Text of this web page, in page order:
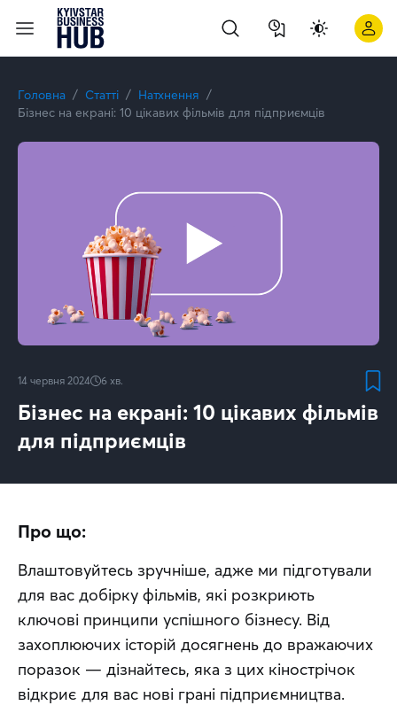
Головна Статті
Натхнення
Бізнес на екрані: 10 цікавих фільмів для підприємців
14 червня 2024 6 хв.
Бізнес на екрані: 10 цікавих фільмів
для підприємців
Про що:
Влаштовуйтесь зручніше, адже ми підготували
для вас добірку фільмів, які розкриють
ключові принципи успішного бізнесу. Від
захоплюючих історій досягнень до вражаючих
поразок — дізнайтесь, яка з цих кінострічок
відкриє для вас нові грані підприємництва.
10 цікавих фільмів для підприємців про бізнес | Kyivstar